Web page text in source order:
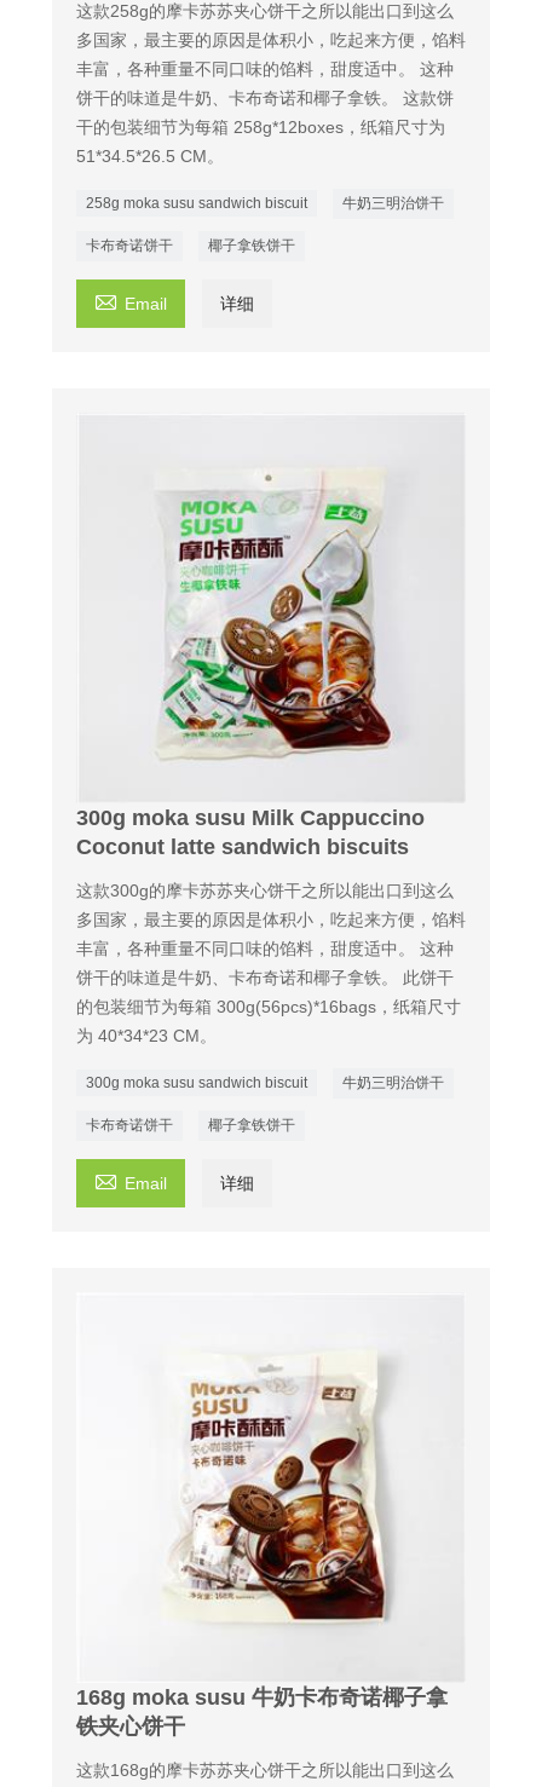
这款258g的摩卡苏苏夹心饼干之所以能出口到这么
多国家，最主要的原因是体积小，吃起来方便，馅料
丰富，各种重量不同口味的馅料，甜度适中。 这种
饼干的味道是牛奶、卡布奇诺和椰子拿铁。 这款饼
干的包装细节为每箱 258g*12boxes，纸箱尺寸为
51*34.5*26.5 CM。
258g moka susu sandwich biscuit 牛奶三明治饼干
卡布奇诺饼干 椰子拿铁饼干
 Email 详细
300g moka susu Milk Cappuccino
Coconut latte sandwich biscuits
这款300g的摩卡苏苏夹心饼干之所以能出口到这么
多国家，最主要的原因是体积小，吃起来方便，馅料
丰富，各种重量不同口味的馅料，甜度适中。 这种
饼干的味道是牛奶、卡布奇诺和椰子拿铁。 此饼干
的包装细节为每箱 300g(56pcs)*16bags，纸箱尺寸
为 40*34*23 CM。
300g moka susu sandwich biscuit 牛奶三明治饼干
卡布奇诺饼干 椰子拿铁饼干
 Email 详细
168g moka susu 牛奶卡布奇诺椰子拿
铁夹心饼干
这款168g的摩卡苏苏夹心饼干之所以能出口到这么